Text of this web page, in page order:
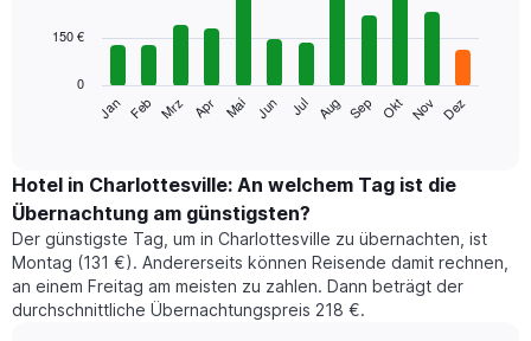
bars.
folgende
den
durchschnittlichen
Zimmerpreis
im
jeweiligen
Monat
an.
Jan Feb Mrz Apr Mai Jun Jul Aug Sep Okt Nov Dez
0
150 €
Hotel in Charlottesville: An welchem Tag ist die
Übernachtung am günstigsten?
Der günstigste Tag, um in Charlottesville zu übernachten, ist
Montag (131 €). Andererseits können Reisende damit rechnen,
an einem Freitag am meisten zu zahlen. Dann beträgt der
durchschnittliche Übernachtungspreis 218 €.